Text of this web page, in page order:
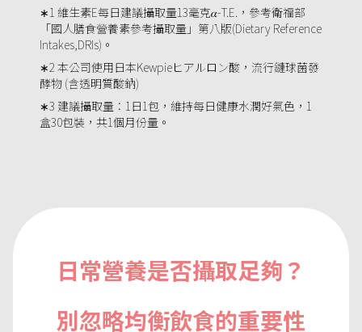
∗1 維生素E每日建議攝取量13毫克𝛼-T.E.，參考衛福部
「國人膳食營養素參考攝取量」第八版(Dietary Reference
Intakes,DRIs)。
∗2 本公司使用日本Kewpieヒアルロン酸，流行鏈球菌發
酵物 (含透明質酸鈉)
∗3 建議攝取量：1日1包，維持每日健康水潤好氣色，1
盒30包裝，共1個月份量。
日常營養是否攝取足夠？
別忽略均衡飲食的重要性